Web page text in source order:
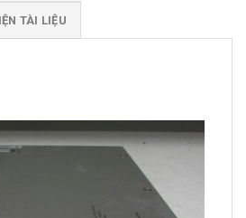
TÀI LIỆU